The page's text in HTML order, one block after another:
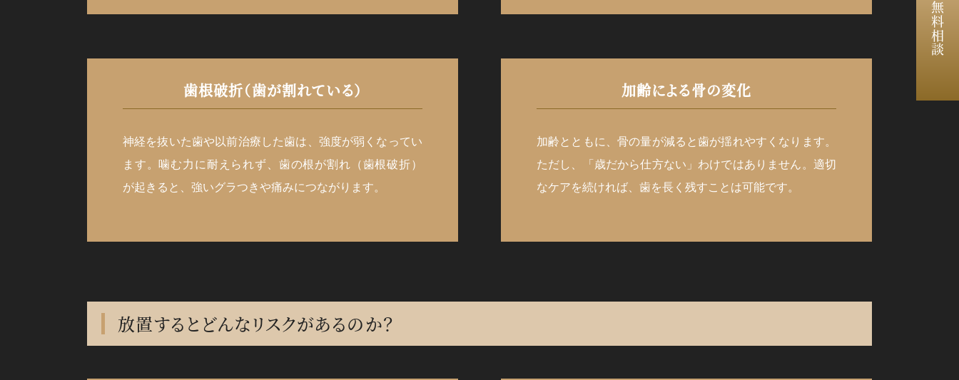
歯根破折（歯が割れている）
神経を抜いた歯や以前治療した歯は、強度が弱くなってい
ます。噛む力に耐えられず、歯の根が割れ（歯根破折）
が起きると、強いグラつきや痛みにつながります。
加齢による骨の変化
加齢とともに、骨の量が減ると歯が揺れやすくなります。
ただし、「歳だから仕方ない」わけではありません。適切
なケアを続ければ、歯を長く残すことは可能です。
放置するとどんなリスクがあるのか？
無料相談